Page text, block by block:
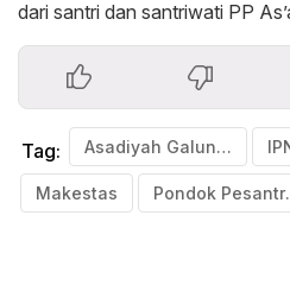
dari santri dan santriwati PP
Tag: Asadiyah Galung Beru
Makestas